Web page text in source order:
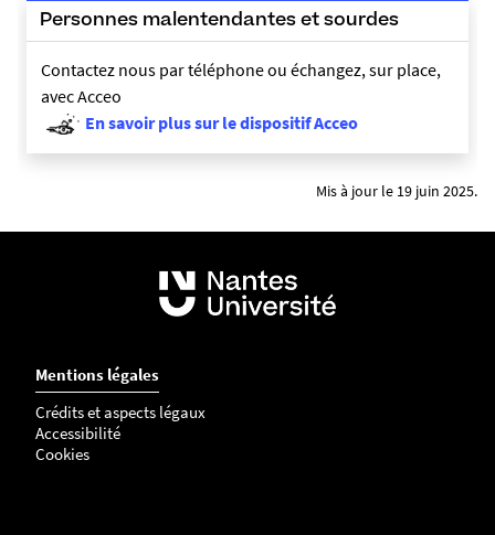
Personnes malentendantes et sourdes
Contactez nous par téléphone ou échangez, sur place,
avec Acceo
En savoir plus sur le dispositif Acceo
Mis à jour le 19 juin 2025.
Mentions légales
Crédits et aspects légaux
Accessibilité
Cookies